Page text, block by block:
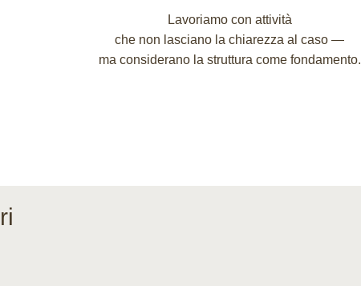
Lavoriamo con attività
che non lasciano la chiarezza al caso —
ma considerano la struttura come fondamento.